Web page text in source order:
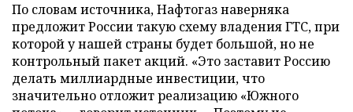
По словам источника, Нафтогаз наверняка
предложит России такую схему владения ГТС, при
которой у нашей страны будет большой, но не
контрольный пакет акций. «Это заставит Россию
делать миллиардные инвестиции, что
значительно отложит реализацию «Южного